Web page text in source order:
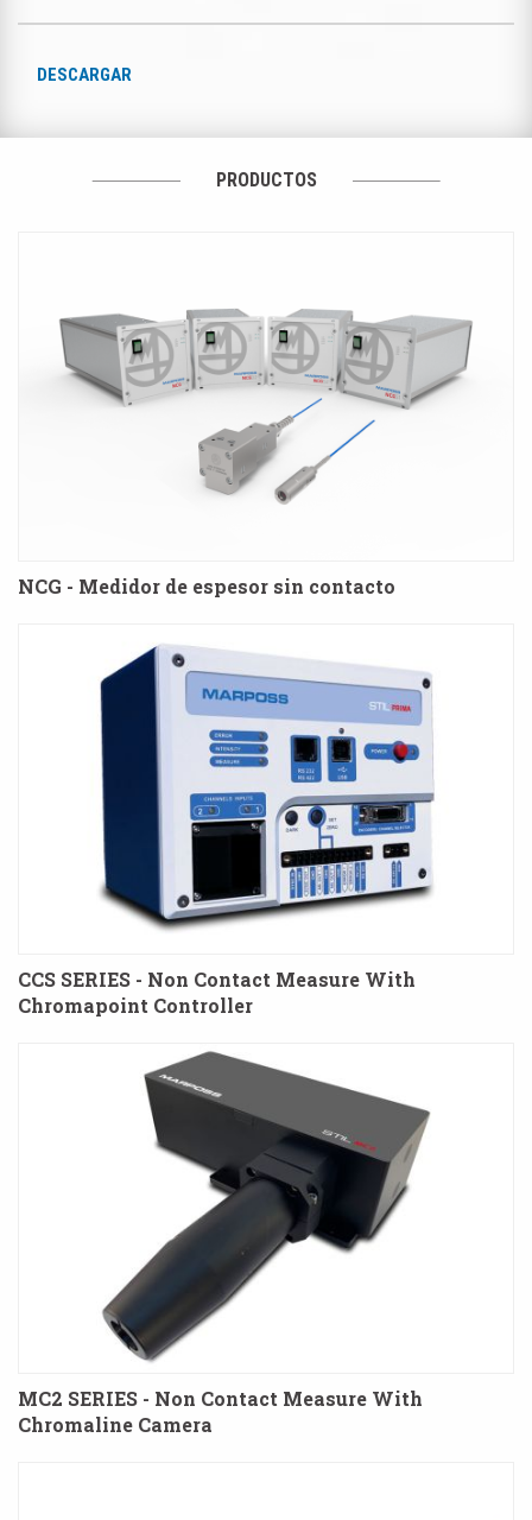
DESCARGAR
PRODUCTOS
NCG - Medidor de espesor sin contacto
CCS SERIES - Non Contact Measure With
Chromapoint Controller
MC2 SERIES - Non Contact Measure With
Chromaline Camera